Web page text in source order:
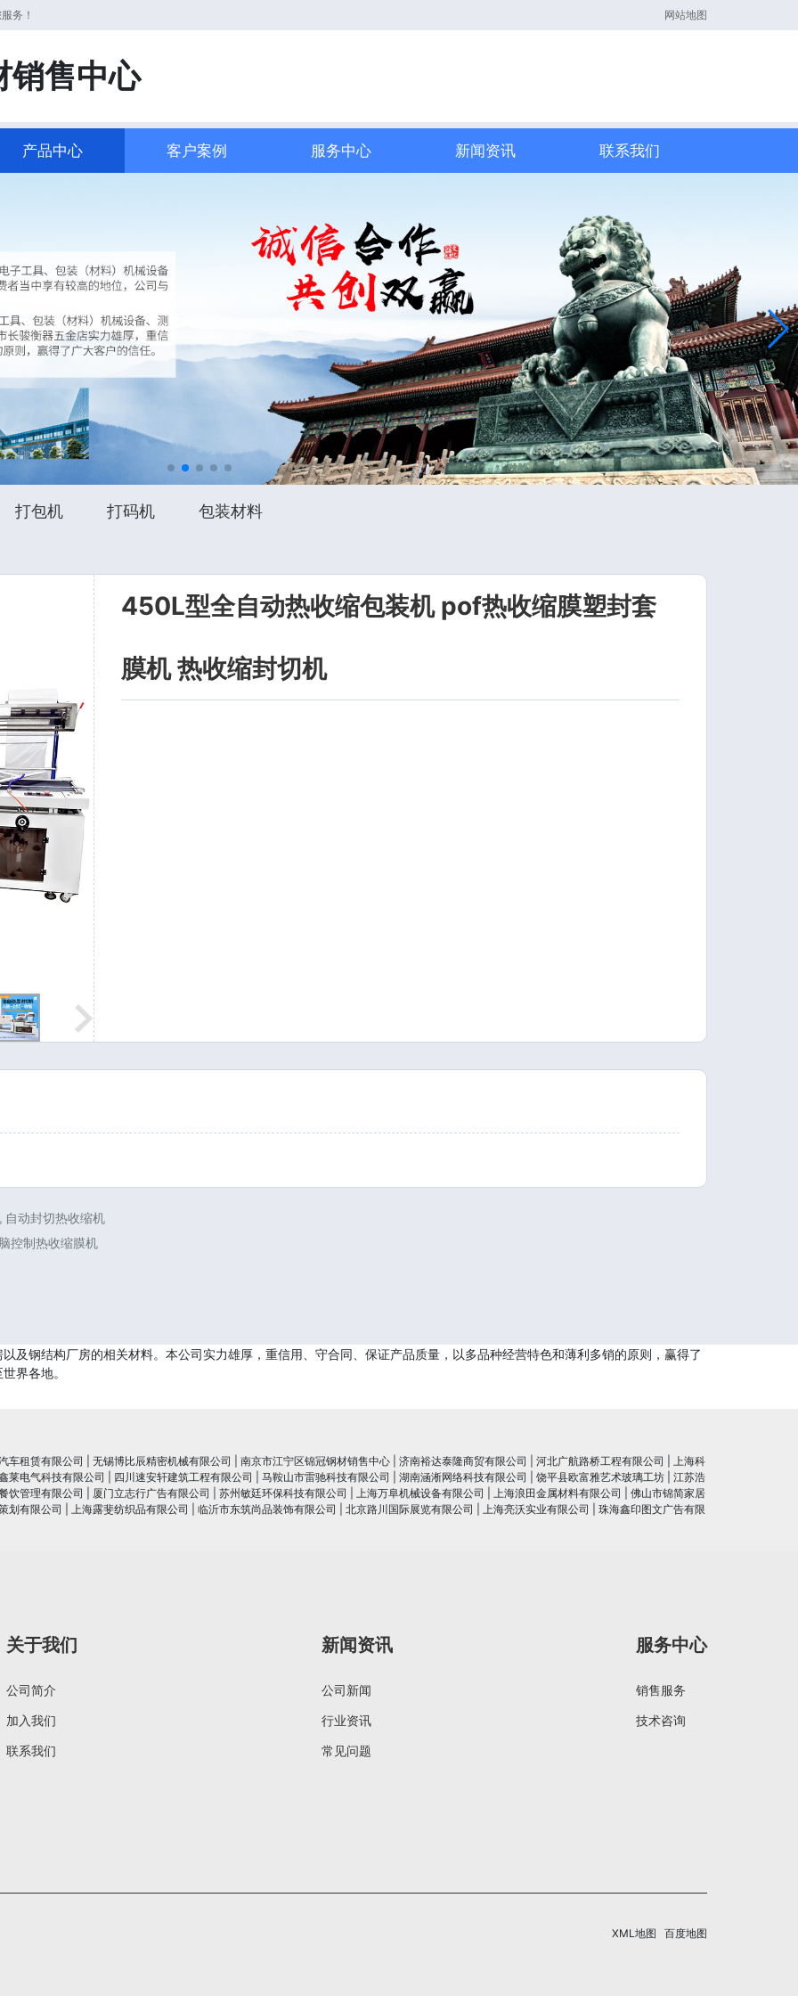
务！ 网站地图
销售中心
产品中心 客户案例 服务中心 新闻资讯 联系我们
打包机 打码机 包装材料
450L型全自动热收缩包装机 pof热收缩膜塑封套
膜机 热收缩封切机
自动封切热收缩机
控制热收缩膜机
及钢结构厂房的相关材料。本公司实力雄厚，重信用、守合同、保证产品质量，以多品种经营特色和薄利多销的原则，赢得了
界各地。
车租赁有限公司 无锡博比辰精密机械有限公司 南京市江宁区锦冠钢材销售中心 济南裕达泰隆商贸有限公司 河北广航路桥工程有限公司
上海科
莱电气科技有限公司
四川速安轩建筑工程有限公司 马鞍山市雷驰科技有限公司 湖南涵淅网络科技有限公司 饶平县欧富雅艺术玻璃工坊
江苏浩
饮管理有限公司
厦门立志行广告有限公司 苏州敏廷环保科技有限公司 上海万阜机械设备有限公司 上海浪田金属材料有限公司
佛山市锦简家居
划有限公司
上海露斐纺织品有限公司 临沂市东筑尚品装饰有限公司 北京路川国际展览有限公司 上海亮沃实业有限公司 珠海鑫印图文广告有限
关于我们
公司简介
加入我们
联系我们
新闻资讯
公司新闻
行业资讯
常见问题
服务中心
销售服务
技术咨询
XML地图 百度地图